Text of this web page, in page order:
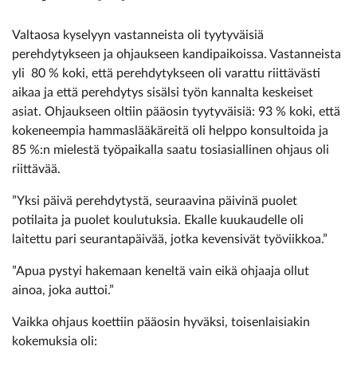
Valtaosa kyselyyn vastanneista oli tyytyväisiä
perehdytykseen ja ohjaukseen kandipaikoissa. Vastanneista
yli 80 % koki, että perehdytykseen oli varattu riittävästi
aikaa ja että perehdytys sisälsi työn kannalta keskeiset
asiat. Ohjaukseen oltiin pääosin tyytyväisiä: 93 % koki, että
kokeneempia hammaslääkäreitä oli helppo konsultoida ja
85 %:n mielestä työpaikalla saatu tosiasiallinen ohjaus oli
riittävää.
”Yksi päivä perehdytystä, seuraavina päivinä puolet
potilaita ja puolet koulutuksia. Ekalle kuukaudelle oli
laitettu pari seurantapäivää, jotka kevensivät työviikkoa.”
”Apua pystyi hakemaan keneltä vain eikä ohjaaja ollut
ainoa, joka auttoi.”
Vaikka ohjaus koettiin pääosin hyväksi, toisenlaisiakin
kokemuksia oli: